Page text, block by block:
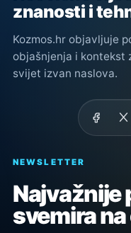
znanosti i
Kozmos.hr objavljuje
objašnjenja i kontekst
svijet izvan naslova.
NEWSLETTER
Najvažnije
svemira